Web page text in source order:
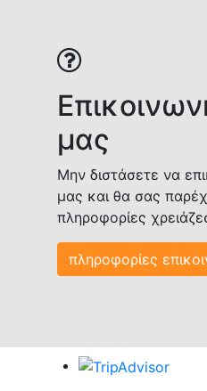
μας
Μην διστάσετε να
μας και θα σας
πληροφορίες
πληροφορίες